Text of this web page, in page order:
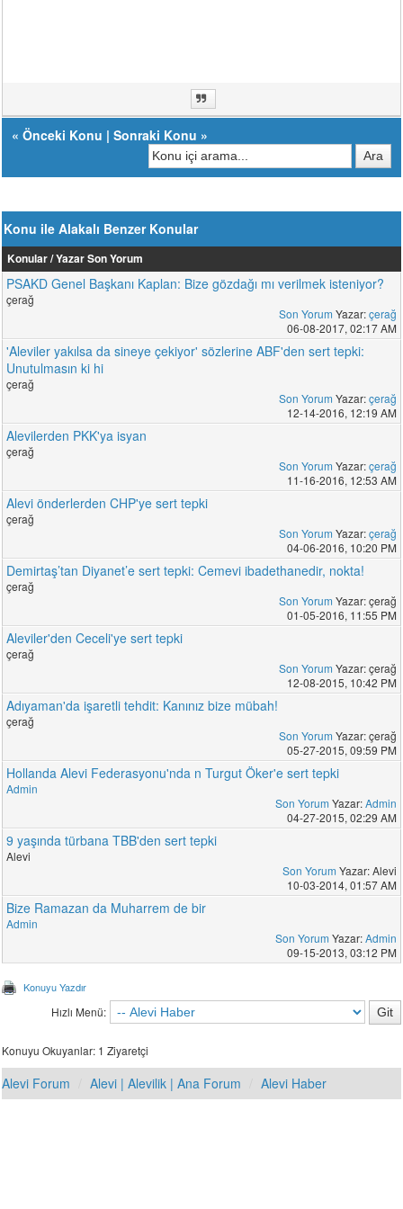
«Önceki Konu |Sonraki Konu »
Konu ile Alakalı Benzer Konular
Konular / YazarSon Yorum
PSAKD Genel Başkanı Kaplan: Bize gözdağı mı verilmek isteniyor?
çerağ
Son Yorum Yazar:çerağ
06-08-2017, 02:17 AM
'Aleviler yakılsa da sineye çekiyor' sözlerine ABF'den sert tepki:
Unutulmasın ki hi
çerağ
Son Yorum Yazar:çerağ
12-14-2016, 12:19 AM
Alevilerden PKK'ya isyan
çerağ
Son Yorum Yazar:çerağ
11-16-2016, 12:53 AM
Alevi önderlerden CHP'ye sert tepki
çerağ
Son Yorum Yazar:çerağ
04-06-2016, 10:20 PM
Demirtaş’tan Diyanet’e sert tepki: Cemevi ibadethanedir, nokta!
çerağ
Son Yorum Yazar: çerağ
01-05-2016, 11:55 PM
Aleviler'den Ceceli'ye sert tepki
çerağ
Son Yorum Yazar: çerağ
12-08-2015, 10:42 PM
Adıyaman'da işaretli tehdit: Kanınız bize mübah!
çerağ
Son Yorum Yazar: çerağ
05-27-2015, 09:59 PM
Hollanda Alevi Federasyonu'nda n Turgut Öker'e sert tepki
Admin
Son Yorum Yazar:Admin
04-27-2015, 02:29 AM
9 yaşında türbana TBB'den sert tepki
Alevi
Son Yorum Yazar: Alevi
10-03-2014, 01:57 AM
Bize Ramazan da Muharrem de bir
Admin
Son Yorum Yazar:Admin
09-15-2013, 03:12 PM
Konuyu Yazdır
Hızlı Menü:
Konuyu Okuyanlar: 1 Ziyaretçi
Alevi Forum Alevi | Alevilik | Ana Forum Alevi Haber